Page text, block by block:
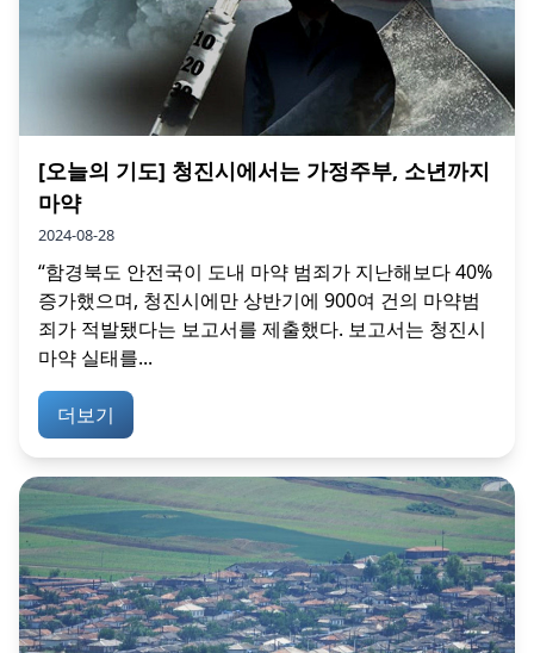
[오늘의 기도] 청진시에서는 가정주부, 소년까지
마약
2024-08-28
“함경북도 안전국이 도내 마약 범죄가 지난해보다 40%
증가했으며, 청진시에만 상반기에 900여 건의 마약범
죄가 적발됐다는 보고서를 제출했다. 보고서는 청진시
마약 실태를...
더보기